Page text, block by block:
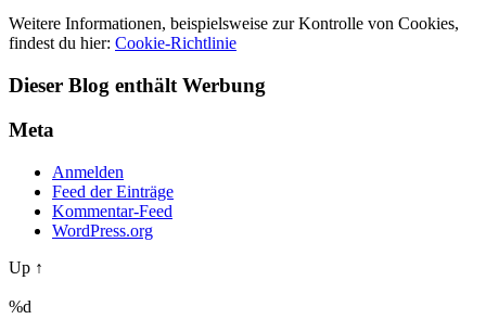
Weitere Informationen, beispielsweise zur Kontrolle von Cookies,
findest du hier: Cookie-Richtlinie
Dieser Blog enthält Werbung
Meta
Anmelden
Feed der Einträge
Kommentar-Feed
WordPress.org
Up ↑
%d